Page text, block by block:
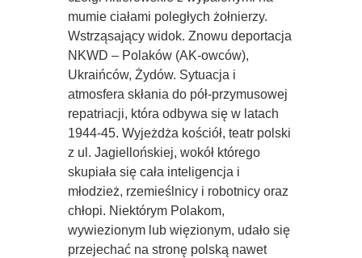
mumie ciałami poległych żołnierzy.
Wstrząsający widok. Znowu deportacja
NKWD – Polaków (AK-owców),
Ukraińców, Żydów. Sytuacja i
atmosfera skłania do pół-przymusowej
repatriacji, która odbywa się w latach
1944-45. Wyjeżdża kościół, teatr polski
z ul. Jagiellońskiej, wokół którego
skupiała się cała inteligencja i
młodzież, rzemieślnicy i robotnicy oraz
chłopi. Niektórym Polakom,
wywiezionym lub więzionym, udało się
przejechać na stronę polską nawet